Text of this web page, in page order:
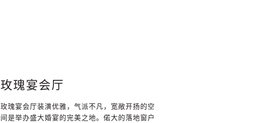
玫瑰宴会厅
玫瑰宴会厅装潢优雅，气派不凡，宽敞开扬的空
间是举办盛大婚宴的完美之地。偌大的落地窗户